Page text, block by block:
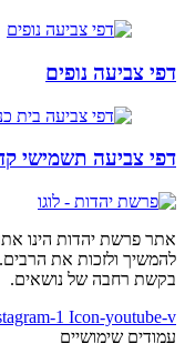
דפי צביעה נופים
דפי צביעה תשמישי
אתר פרשת יהדות הינו
להמשיך ולזכות את
בקשת רחבה של נושאים.
1 Icon-youtube-v
עמודים שימושיים